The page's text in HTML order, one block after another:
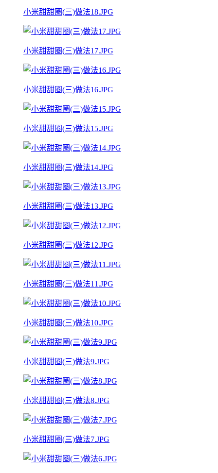
小米甜甜圈(三)做法18.JPG
小米甜甜圈(三)做法17.JPG
小米甜甜圈(三)做法16.JPG
小米甜甜圈(三)做法15.JPG
小米甜甜圈(三)做法14.JPG
小米甜甜圈(三)做法13.JPG
小米甜甜圈(三)做法12.JPG
小米甜甜圈(三)做法11.JPG
小米甜甜圈(三)做法10.JPG
小米甜甜圈(三)做法9.JPG
小米甜甜圈(三)做法8.JPG
小米甜甜圈(三)做法7.JPG